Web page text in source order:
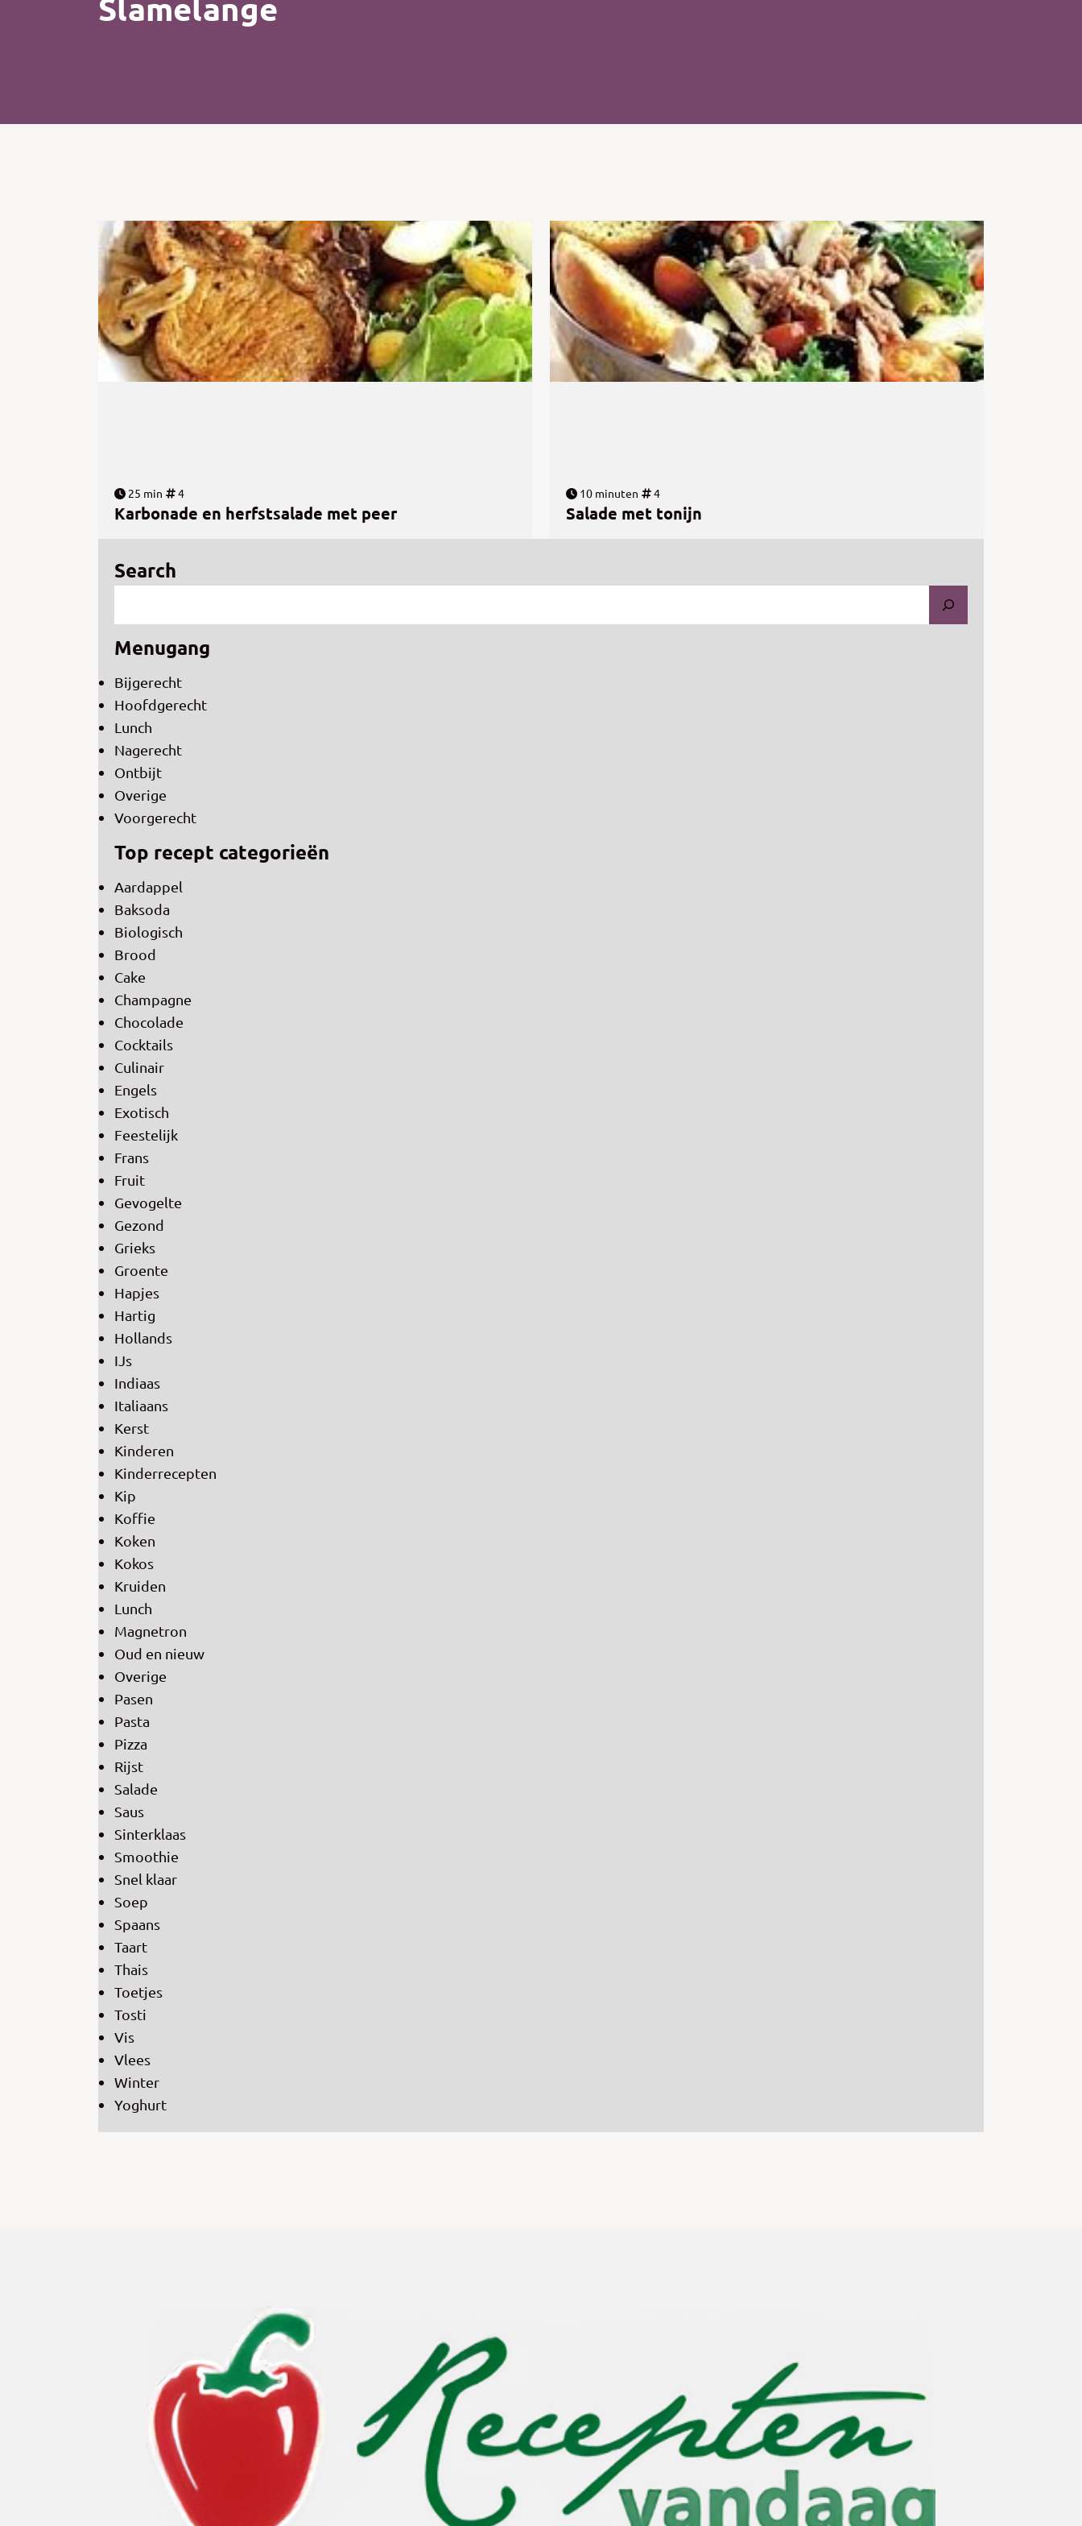
Salade
Vis
Vlees
25 min 4
Karbonade en herfstsalade met peer
10 minuten 4
Salade met tonijn
Search
Menugang
Bijgerecht
Hoofdgerecht
Lunch
Nagerecht
Ontbijt
Overige
Voorgerecht
Top recept categorieën
Aardappel
Baksoda
Biologisch
Brood
Cake
Champagne
Chocolade
Cocktails
Culinair
Engels
Exotisch
Feestelijk
Frans
Fruit
Gevogelte
Gezond
Grieks
Groente
Hapjes
Hartig
Hollands
IJs
Indiaas
Italiaans
Kerst
Kinderen
Kinderrecepten
Kip
Koffie
Koken
Kokos
Kruiden
Lunch
Magnetron
Oud en nieuw
Overige
Pasen
Pasta
Pizza
Rijst
Salade
Saus
Sinterklaas
Smoothie
Snel klaar
Soep
Spaans
Taart
Thais
Toetjes
Tosti
Vis
Vlees
Winter
Yoghurt